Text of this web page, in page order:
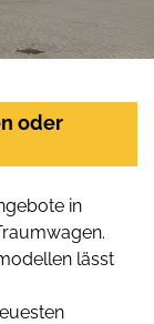
oder
in
lässt